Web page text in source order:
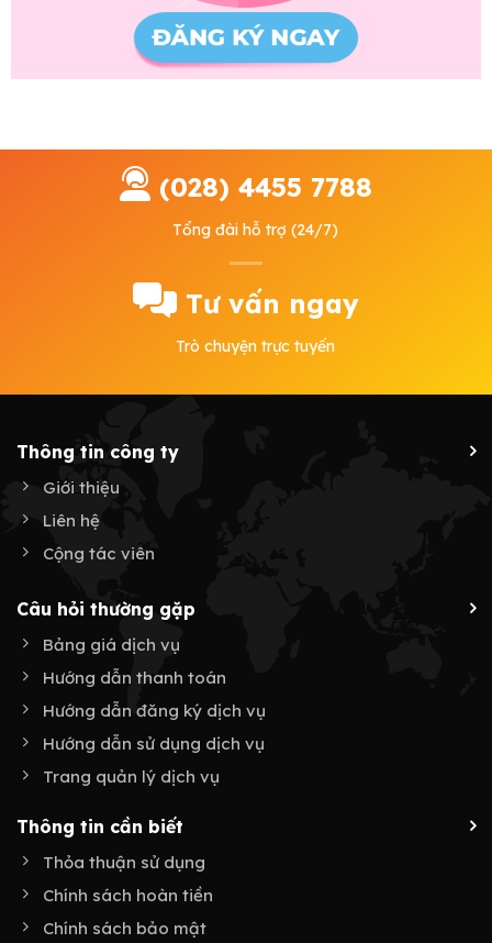
(028) 4455 7788
Tổng đài hỗ trợ (24/7)
Tư vấn ngay
Trò chuyện trực tuyến
Thông tin công ty
Giới thiệu
Liên hệ
Cộng tác viên
Câu hỏi thường gặp
Bảng giá dịch vụ
Hướng dẫn thanh toán
Hướng dẫn đăng ký dịch vụ
Hướng dẫn sử dụng dịch vụ
Trang quản lý dịch vụ
Thông tin cần biết
Thỏa thuận sử dụng
Chính sách hoàn tiền
Chính sách bảo mật